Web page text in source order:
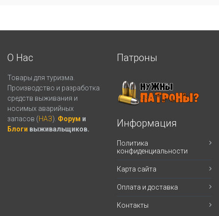
О Нас
Товары для туризма.
Производство и разработка
средств выживания и
носимых аварийных
запасов (НАЗ). Форум и
Блоги выживальщиков.
Патроны
Информация
Политика
конфиденциальности
Карта сайта
Оплата и доставка
Контакты